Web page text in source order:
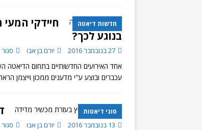
חדשות דיאטה
חיידקי
בנוגע לכך?
27 בנובמבר 2016 יורם בן אבו
עכברים ובוצע ע"י מדענים ממכון וייצמן
סוגי דיאטות
13 בנובמבר 2016 יורם בן אבו